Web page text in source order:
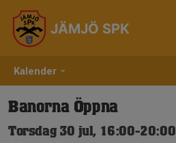
Kalender
JÄMJÖ SPK
Banorna Öppna
Torsdag 30 jul, 16:00-20:00